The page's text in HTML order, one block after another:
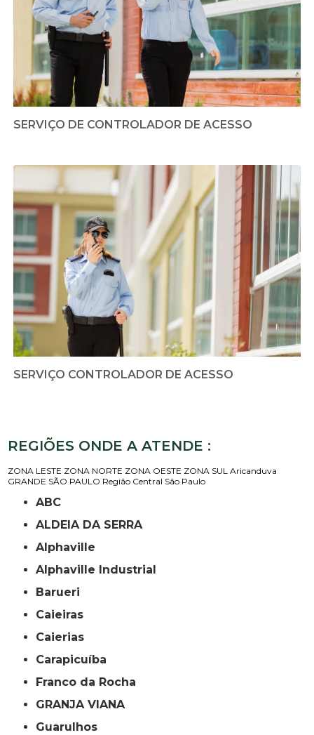
SERVIÇO DE CONTROLADOR DE ACESSO
SERVIÇO CONTROLADOR DE ACESSO
REGIÕES ONDE A ATENDE :
ZONA LESTE ZONA NORTE ZONA OESTE ZONA SUL Aricanduva
GRANDE SÃO PAULO Região Central São Paulo
ABC
ALDEIA DA SERRA
Alphaville
Alphaville Industrial
Barueri
Caieiras
Caierias
Carapicuíba
Franco da Rocha
GRANJA VIANA
Guarulhos